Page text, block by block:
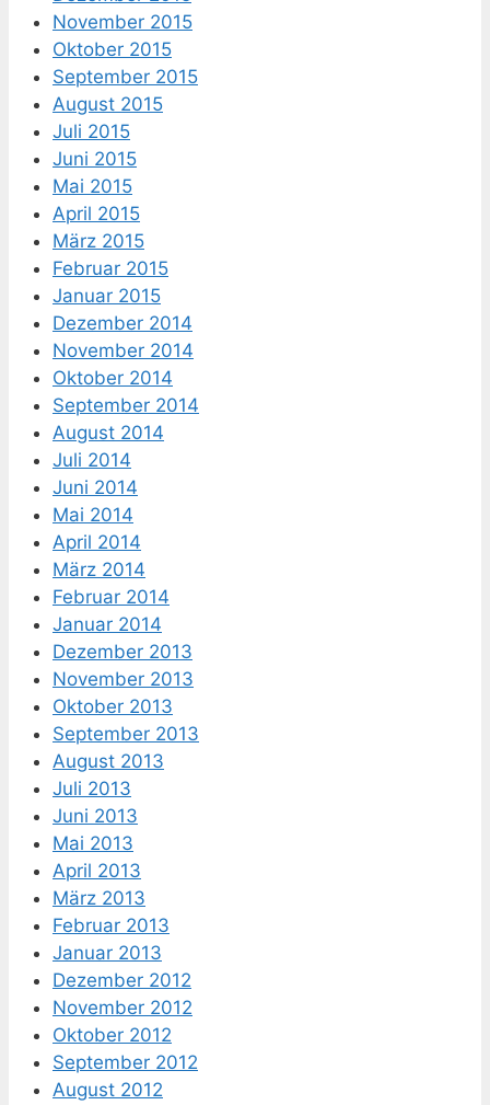
November 2015
Oktober 2015
September 2015
August 2015
Juli 2015
Juni 2015
Mai 2015
April 2015
März 2015
Februar 2015
Januar 2015
Dezember 2014
November 2014
Oktober 2014
September 2014
August 2014
Juli 2014
Juni 2014
Mai 2014
April 2014
März 2014
Februar 2014
Januar 2014
Dezember 2013
November 2013
Oktober 2013
September 2013
August 2013
Juli 2013
Juni 2013
Mai 2013
April 2013
März 2013
Februar 2013
Januar 2013
Dezember 2012
November 2012
Oktober 2012
September 2012
August 2012